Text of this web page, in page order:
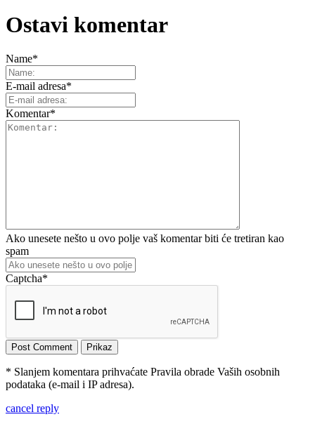
Ostavi komentar
Name*
E-mail adresa*
Komentar*
Ako unesete nešto u ovo polje vaš komentar biti će tretiran kao
spam
Captcha*
* Slanjem komentara prihvaćate Pravila obrade Vaših osobnih
podataka (e-mail i IP adresa).
cancel reply